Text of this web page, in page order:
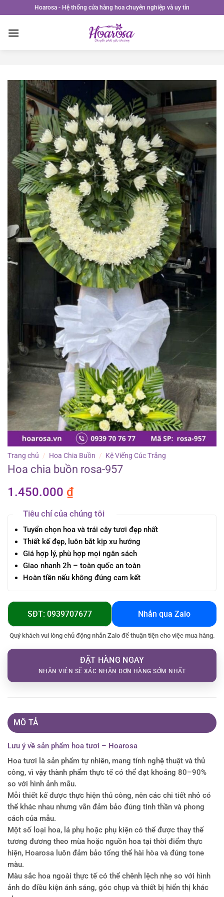
qua
nội
Hoarosa - Hệ thống cửa hàng hoa chuyên nghiệp và uy tín
Trang chủ / Hoa Chia Buồn / Kệ Viếng Cúc Trắng
Hoa chia buồn rosa-957
1.450.000 ₫
Tiêu chí của chúng tôi
Tuyển chọn hoa và trái cây tươi đẹp nhất
Thiết kế đẹp, luôn bắt kịp xu hướng
Giá hợp lý, phù hợp mọi ngân sách
Giao nhanh 2h – toàn quốc an toàn
Hoàn tiền nếu không đúng cam kết
SĐT: 0939707677 Nhắn qua Zalo
Quý khách vui lòng chủ động nhắn Zalo để thuận tiện cho việc mua hàng.
ĐẶT HÀNG NGAY
NHÂN VIÊN SẼ XÁC NHẬN ĐƠN HÀNG SỚM NHẤT
MÔ TẢ
Lưu ý về sản phẩm hoa tươi – Hoarosa
Hoa tươi là sản phẩm tự nhiên, mang tính nghệ thuật và thủ
công, vì vậy thành phẩm thực tế có thể đạt khoảng 80–90%
so với hình ảnh mẫu.
Mỗi thiết kế được thực hiện thủ công, nên các chi tiết nhỏ có
thể khác nhau nhưng vẫn đảm bảo đúng tinh thần và phong
cách của mẫu.
Một số loại hoa, lá phụ hoặc phụ kiện có thể được thay thế
tương đương theo mùa hoặc nguồn hoa tại thời điểm thực
hiện, Hoarosa luôn đảm bảo tổng thể hài hòa và đúng tone
màu.
Màu sắc hoa ngoài thực tế có thể chênh lệch nhẹ so với hình
ảnh do điều kiện ánh sáng, góc chụp và thiết bị hiển thị khác